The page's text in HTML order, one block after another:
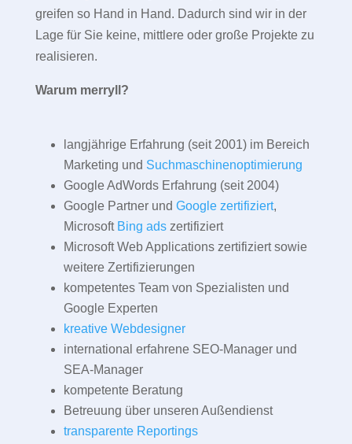
greifen so Hand in Hand. Dadurch sind wir in der
Lage für Sie keine, mittlere oder große Projekte zu
realisieren.
Warum merryll?
langjährige Erfahrung (seit 2001) im Bereich
Marketing und Suchmaschinenoptimierung
Google AdWords Erfahrung (seit 2004)
Google Partner und Google zertifiziert,
Microsoft Bing adszertifiziert
Microsoft Web Applications zertifiziert sowie
weitere Zertifizierungen
kompetentes Team von Spezialisten und
Google Experten
kreative Webdesigner
international erfahrene SEO-Manager und
SEA-Manager
kompetente Beratung
Betreuung über unseren Außendienst
transparente Reportings